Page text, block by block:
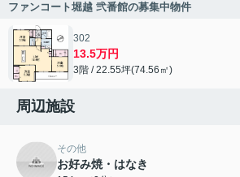
ファンコート堀越 弐番館の募集中物件
302
13.5万円
3階 / 22.55坪(74.56㎡)
周辺施設
その他
お好み焼・はなき